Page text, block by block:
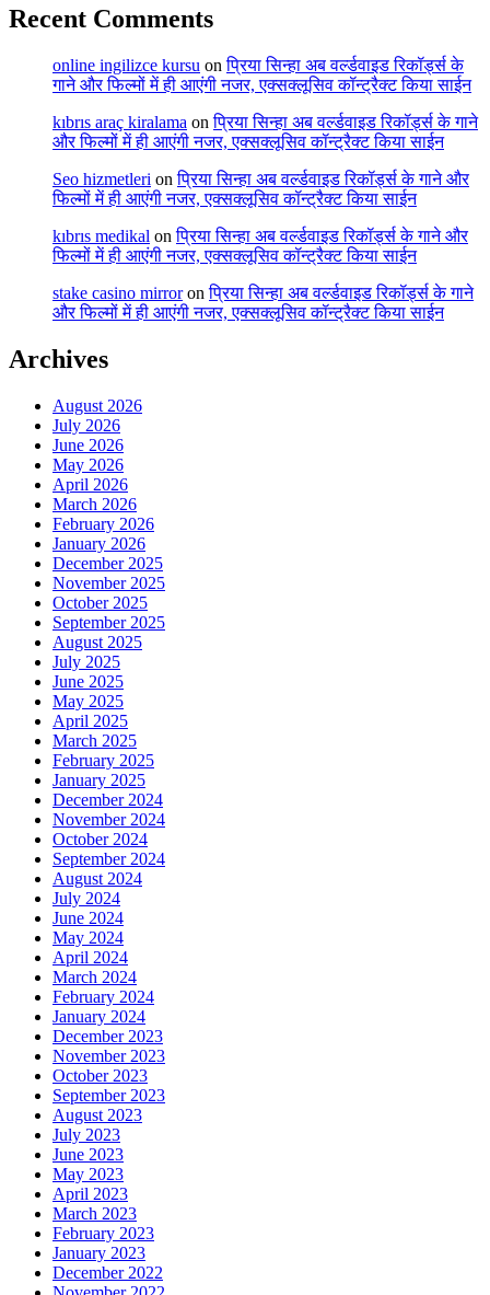
Recent Comments
online ingilizce kursu onप्रिया सिन्हा अब वर्ल्डवाइड रिकॉर्ड्स के
गाने और फिल्मों में ही आएंगी नजर, एक्सक्लूसिव कॉन्ट्रैक्ट किया साईन
kıbrıs araç kiralama onप्रिया सिन्हा अब वर्ल्डवाइड रिकॉर्ड्स के गाने
और फिल्मों में ही आएंगी नजर, एक्सक्लूसिव कॉन्ट्रैक्ट किया साईन
Seo hizmetleri onप्रिया सिन्हा अब वर्ल्डवाइड रिकॉर्ड्स के गाने और
फिल्मों में ही आएंगी नजर, एक्सक्लूसिव कॉन्ट्रैक्ट किया साईन
kıbrıs medikal onप्रिया सिन्हा अब वर्ल्डवाइड रिकॉर्ड्स के गाने और
फिल्मों में ही आएंगी नजर, एक्सक्लूसिव कॉन्ट्रैक्ट किया साईन
stake casino mirroronप्रिया सिन्हा अब वर्ल्डवाइड रिकॉर्ड्स के गाने
और फिल्मों में ही आएंगी नजर, एक्सक्लूसिव कॉन्ट्रैक्ट किया साईन
Archives
August 2026
July 2026
June 2026
May 2026
April 2026
March 2026
February 2026
January 2026
December 2025
November 2025
October 2025
September 2025
August 2025
July 2025
June 2025
May 2025
April 2025
March 2025
February 2025
January 2025
December 2024
November 2024
October 2024
September 2024
August 2024
July 2024
June 2024
May 2024
April 2024
March 2024
February 2024
January 2024
December 2023
November 2023
October 2023
September 2023
August 2023
July 2023
June 2023
May 2023
April 2023
March 2023
February 2023
January 2023
December 2022